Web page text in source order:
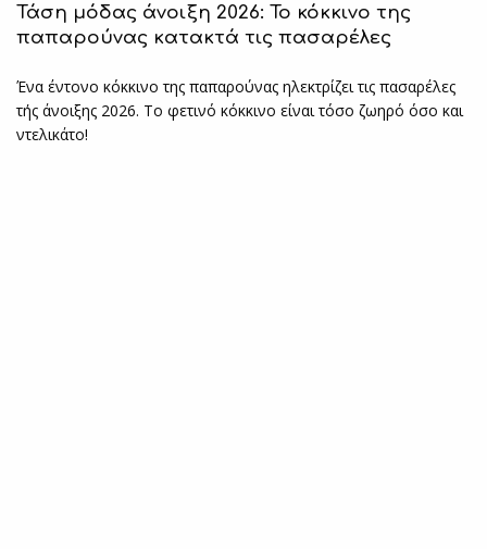
Τάση μόδας άνοιξη 2026: Το κόκκινο της
παπαρούνας κατακτά τις πασαρέλες
Ένα έντονο κόκκινο της παπαρούνας ηλεκτρίζει τις πασαρέλες
τής άνοιξης 2026. Το φετινό κόκκινο είναι τόσο ζωηρό όσο και
ντελικάτο!